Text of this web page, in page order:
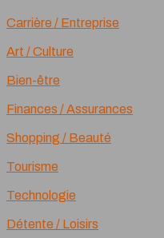
Carrière / Entreprise
Art / Culture
Bien-être
Finances / Assurances
Shopping / Beauté
Tourisme
Technologie
Détente / Loisirs